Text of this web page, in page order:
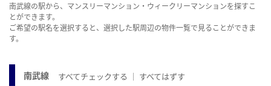
南武線の駅から、マンスリーマンション・ウィークリーマンションを探すこ
とができます。
ご希望の駅名を選択すると、選択した駅周辺の物件一覧で見ることができま
す。
南武線 すべてチェックする すべてはずす